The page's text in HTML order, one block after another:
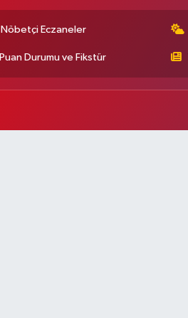
Nöbetçi Eczaneler
Puan Durumu ve Fikstür